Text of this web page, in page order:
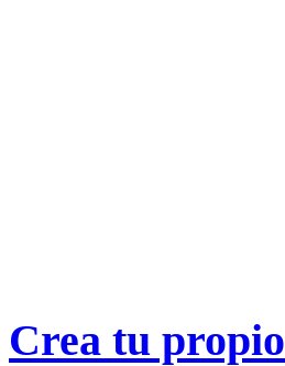
Crea tu propio